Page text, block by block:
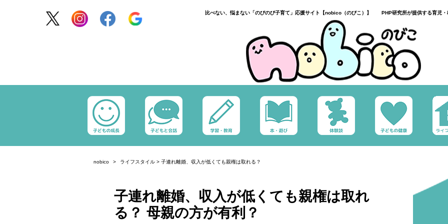
比べない、悩まない「のびのび子育て」応援サイト【nobico（のびこ）】 PHP研究所が提供する育児・
nobico ライフスタイル > 子連れ離婚、収入が低くても親権は取れる？
子連れ離婚、収入が低くても親権は取れ
る？ 母親の方が有利？